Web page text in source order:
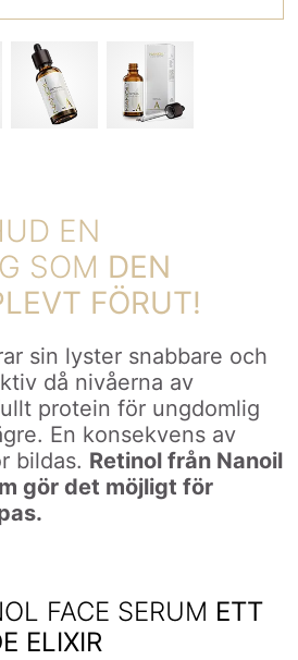
EN
SOM DEN
FÖRUT!
sin lyster snabbare och
då nivåerna av
protein för ungdomlig
En konsekvens av
bildas. Retinol från Nanoil
gör det möjligt för
FACE SERUM ETT
ELIXIR